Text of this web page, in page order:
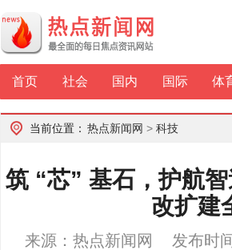
首页 社会 国内 国际 体
当前位置： 热点新闻网 > 科技
筑 “芯” 基石，护航
改扩建
来源：热点新闻网 发布时